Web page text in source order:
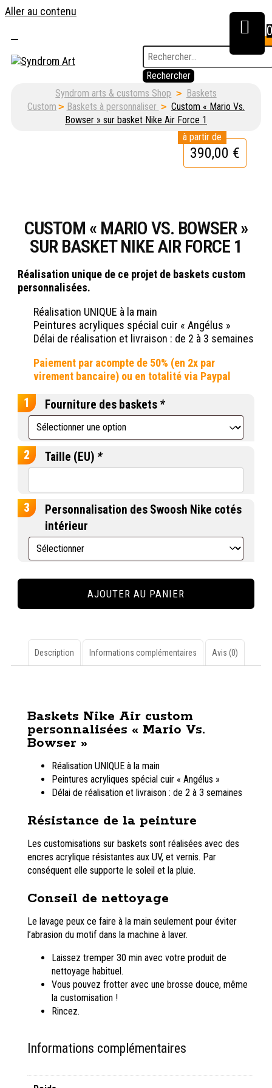
Aller au contenu
Rechercher :
Customisation, graffiti &
street art shop
Syndrom arts & customs Shop > Baskets
Custom > Baskets à personnaliser > Custom « Mario Vs.
Bowser » sur basket Nike Air Force 1
CUSTOM « MARIO VS. BOWSER »
SUR BASKET NIKE AIR FORCE 1
390,00 €
Réalisation unique de ce projet de baskets custom
personnalisées.
Réalisation UNIQUE à la main
Peintures acryliques spécial cuir « Angélus »
Délai de réalisation et livraison : de 2 à 3 semaines
Fourniture des baskets *
Taille (EU) *
Personnalisation des Swoosh Nike cotés
intérieur
"Mario
Bowser"
basket
AJOUTER AU PANIER
Description Informations complémentaires Avis (0)
Baskets Nike Air custom
personnalisées « Mario Vs.
Bowser »
Réalisation UNIQUE à la main
Peintures acryliques spécial cuir « Angélus »
Délai de réalisation et livraison : de 2 à 3 semaines
Résistance de la peinture
Les customisations sur baskets sont réalisées avec des
encres acrylique résistantes aux UV, et vernis. Par
conséquent elle supporte le soleil et la pluie.
Conseil de nettoyage
Le lavage peux ce faire à la main seulement pour éviter
l’abrasion du motif dans la machine à laver.
Laissez tremper 30 min avec votre produit de
nettoyage habituel.
Vous pouvez frotter avec une brosse douce, même
la customisation !
Rincez.
Informations complémentaires